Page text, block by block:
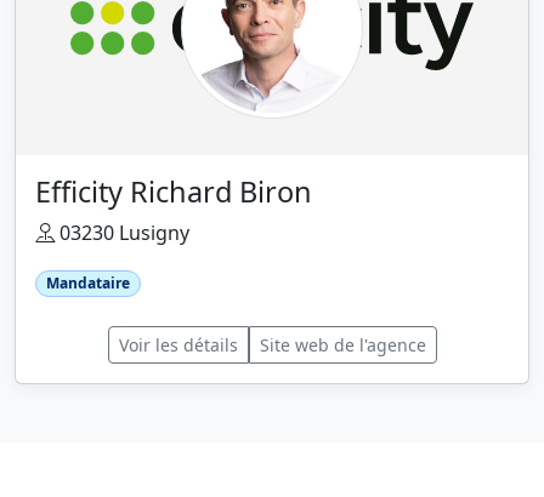
Efficity Richard Biron
03230 Lusigny
Mandataire
Voir les détails Site web de l'agence